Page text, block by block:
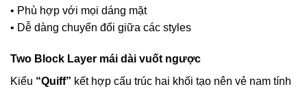
• Phù hợp với mọi dáng mặt
• Dễ dàng chuyển đổi giữa các styles
Two Block Layer mái dài vuốt ngược
Kiểu “Quiff” kết hợp cấu trúc hai khối tạo nên vẻ nam tính